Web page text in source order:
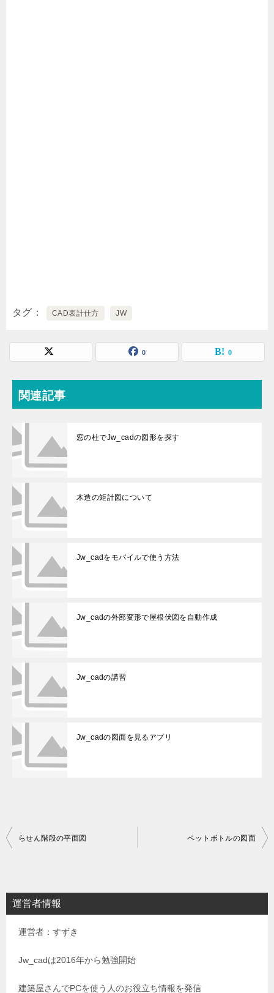
タグ CAD表計仕方 JW
0 0
関連記事
窓の杜でJw_cadの図形を探す
木造の矩計図について
Jw_cadをモバイルで使う方法
Jw_cadの外部変形で屋根伏図を自動作成
Jw_cadの講習
Jw_cadの図面を見るアプリ
投
ビ
ゲ
らせん階段の平面図 ペットボトルの図面
運営者情報
運営者：すずき
Jw_cadは2016年から勉強開始
建築屋さんでPCを使う人のお役立ち情報を発信